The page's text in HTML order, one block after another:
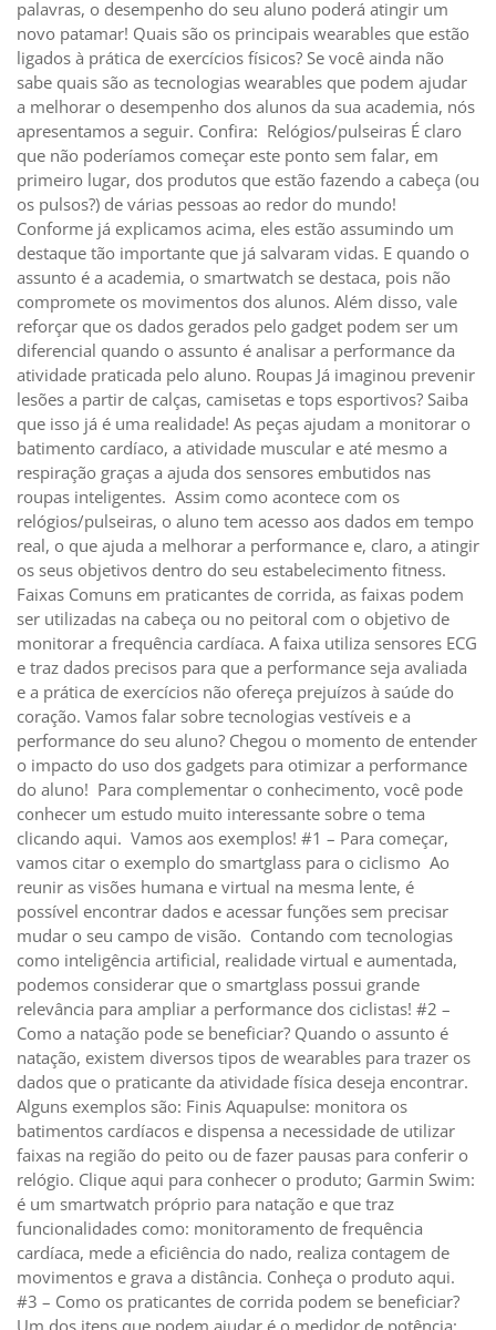
palavras, o desempenho do seu aluno poderá atingir um
novo patamar! Quais são os principais wearables que estão
ligados à prática de exercícios físicos? Se você ainda não
sabe quais são as tecnologias wearables que podem ajudar
a melhorar o desempenho dos alunos da sua academia, nós
apresentamos a seguir. Confira: Relógios/pulseiras É claro
que não poderíamos começar este ponto sem falar, em
primeiro lugar, dos produtos que estão fazendo a cabeça (ou
os pulsos?) de várias pessoas ao redor do mundo!
Conforme já explicamos acima, eles estão assumindo um
destaque tão importante que já salvaram vidas. E quando o
assunto é a academia, o smartwatch se destaca, pois não
compromete os movimentos dos alunos. Além disso, vale
reforçar que os dados gerados pelo gadget podem ser um
diferencial quando o assunto é analisar a performance da
atividade praticada pelo aluno. Roupas Já imaginou prevenir
lesões a partir de calças, camisetas e tops esportivos? Saiba
que isso já é uma realidade! As peças ajudam a monitorar o
batimento cardíaco, a atividade muscular e até mesmo a
respiração graças a ajuda dos sensores embutidos nas
roupas inteligentes. Assim como acontece com os
relógios/pulseiras, o aluno tem acesso aos dados em tempo
real, o que ajuda a melhorar a performance e, claro, a atingir
os seus objetivos dentro do seu estabelecimento fitness.
Faixas Comuns em praticantes de corrida, as faixas podem
ser utilizadas na cabeça ou no peitoral com o objetivo de
monitorar a frequência cardíaca. A faixa utiliza sensores ECG
e traz dados precisos para que a performance seja avaliada
e a prática de exercícios não ofereça prejuízos à saúde do
coração. Vamos falar sobre tecnologias vestíveis e a
performance do seu aluno? Chegou o momento de entender
o impacto do uso dos gadgets para otimizar a performance
do aluno! Para complementar o conhecimento, você pode
conhecer um estudo muito interessante sobre o tema
clicando aqui. Vamos aos exemplos! #1 – Para começar,
vamos citar o exemplo do smartglass para o ciclismo Ao
reunir as visões humana e virtual na mesma lente, é
possível encontrar dados e acessar funções sem precisar
mudar o seu campo de visão. Contando com tecnologias
como inteligência artificial, realidade virtual e aumentada,
podemos considerar que o smartglass possui grande
relevância para ampliar a performance dos ciclistas! #2 –
Como a natação pode se beneficiar? Quando o assunto é
natação, existem diversos tipos de wearables para trazer os
dados que o praticante da atividade física deseja encontrar.
Alguns exemplos são: Finis Aquapulse: monitora os
batimentos cardíacos e dispensa a necessidade de utilizar
faixas na região do peito ou de fazer pausas para conferir o
relógio. Clique aqui para conhecer o produto; Garmin Swim:
é um smartwatch próprio para natação e que traz
funcionalidades como: monitoramento de frequência
cardíaca, mede a eficiência do nado, realiza contagem de
movimentos e grava a distância. Conheça o produto aqui.
#3 – Como os praticantes de corrida podem se beneficiar?
Um dos itens que podem ajudar é o medidor de potência: